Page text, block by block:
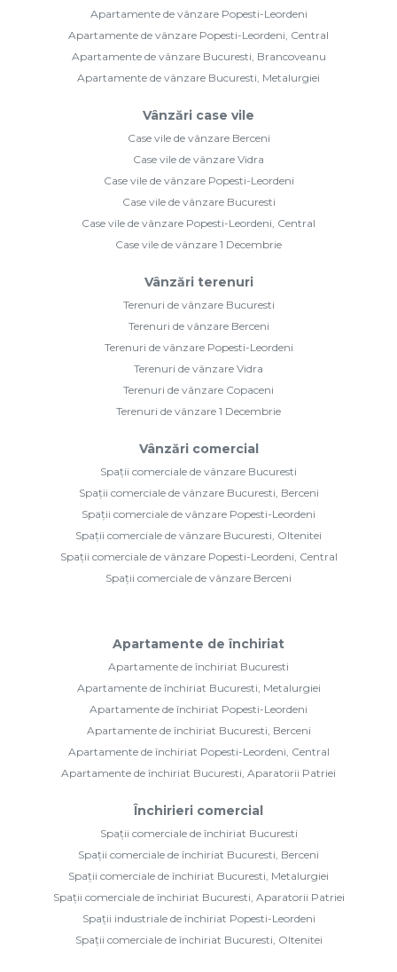
Apartamente de vânzare Popesti-Leordeni
Apartamente de vânzare Popesti-Leordeni, Central
Apartamente de vânzare Bucuresti, Brancoveanu
Apartamente de vânzare Bucuresti, Metalurgiei
Vânzări case vile
Case vile de vânzare Berceni
Case vile de vânzare Vidra
Case vile de vânzare Popesti-Leordeni
Case vile de vânzare Bucuresti
Case vile de vânzare Popesti-Leordeni, Central
Case vile de vânzare 1 Decembrie
Vânzări terenuri
Terenuri de vânzare Bucuresti
Terenuri de vânzare Berceni
Terenuri de vânzare Popesti-Leordeni
Terenuri de vânzare Vidra
Terenuri de vânzare Copaceni
Terenuri de vânzare 1 Decembrie
Vânzări comercial
Spații comerciale de vânzare Bucuresti
Spații comerciale de vânzare Bucuresti, Berceni
Spații comerciale de vânzare Popesti-Leordeni
Spații comerciale de vânzare Bucuresti, Oltenitei
Spații comerciale de vânzare Popesti-Leordeni, Central
Spații comerciale de vânzare Berceni
Apartamente de închiriat
Apartamente de închiriat Bucuresti
Apartamente de închiriat Bucuresti, Metalurgiei
Apartamente de închiriat Popesti-Leordeni
Apartamente de închiriat Bucuresti, Berceni
Apartamente de închiriat Popesti-Leordeni, Central
Apartamente de închiriat Bucuresti, Aparatorii Patriei
Închirieri comercial
Spații comerciale de închiriat Bucuresti
Spații comerciale de închiriat Bucuresti, Berceni
Spații comerciale de închiriat Bucuresti, Metalurgiei
Spații comerciale de închiriat Bucuresti, Aparatorii Patriei
Spații industriale de închiriat Popesti-Leordeni
Spații comerciale de închiriat Bucuresti, Oltenitei